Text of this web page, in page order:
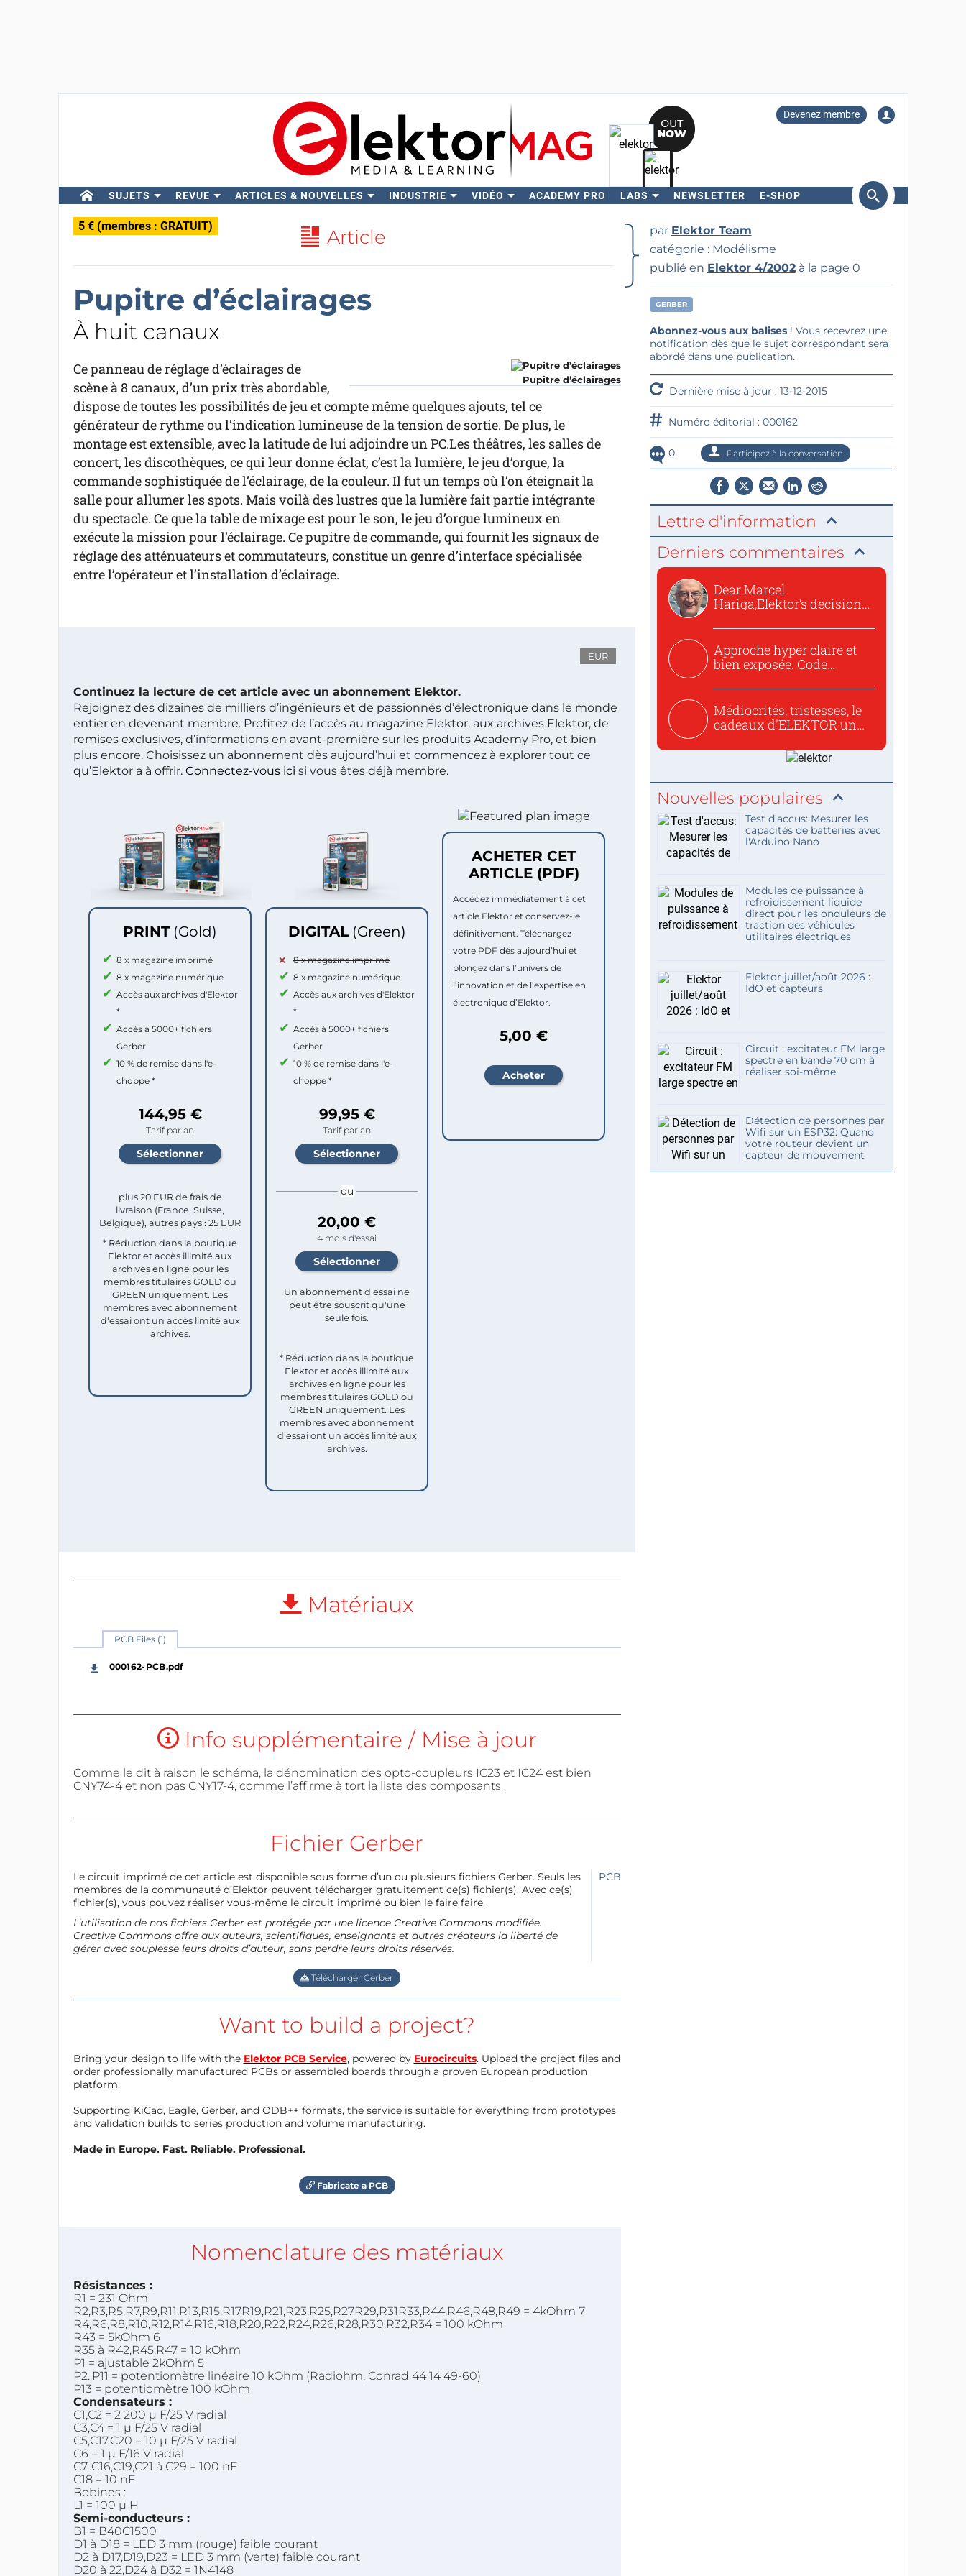
Devenez membre
SUJETS REVUE ARTICLES & NOUVELLES INDUSTRIE VIDÉO ACADEMY PRO LABS NEWSLETTER E-SHOP
Rechercher
5 € (membres : GRATUIT) Article
Pupitre d’éclairages
À huit canaux
Pupitre d’éclairages
Ce panneau de réglage d’éclairages de
scène à 8 canaux, d’un prix très abordable,
dispose de toutes les possibilités de jeu et compte même quelques ajouts, tel ce
générateur de rythme ou l’indication lumineuse de la tension de sortie. De plus, le
montage est extensible, avec la latitude de lui adjoindre un PC.Les théâtres, les salles de
concert, les discothèques, ce qui leur donne éclat, c’est la lumière, le jeu d’orgue, la
commande sophistiquée de l’éclairage, de la couleur. Il fut un temps où l’on éteignait la
salle pour allumer les spots. Mais voilà des lustres que la lumière fait partie intégrante
du spectacle. Ce que la table de mixage est pour le son, le jeu d’orgue lumineux en
exécute la mission pour l’éclairage. Ce pupitre de commande, qui fournit les signaux de
réglage des atténuateurs et commutateurs, constitue un genre d’interface spécialisée
entre l’opérateur et l’installation d’éclairage.
EUR
Continuez la lecture de cet article avec un abonnement Elektor.
Rejoignez des dizaines de milliers d’ingénieurs et de passionnés d’électronique dans le monde
entier en devenant membre. Profitez de l’accès au magazine Elektor, aux archives Elektor, de
remises exclusives, d’informations en avant-première sur les produits Academy Pro, et bien
plus encore. Choisissez un abonnement dès aujourd’hui et commencez à explorer tout ce
qu’Elektor a à offrir. Connectez-vous ici si vous êtes déjà membre.
PRINT (Gold)
8 x magazine imprimé
8 x magazine numérique
Accès aux archives d'Elektor
*
Accès à 5000+ fichiers
Gerber
10 % de remise dans l'e-
choppe *
144,95 €
Tarif par an
plus 20 EUR de frais de
livraison (France, Suisse,
Belgique), autres pays : 25 EUR
* Réduction dans la boutique
Elektor et accès illimité aux
archives en ligne pour les
membres titulaires GOLD ou
GREEN uniquement. Les
membres avec abonnement
d'essai ont un accès limité aux
archives.
DIGITAL (Green)
8 x magazine imprimé
8 x magazine numérique
Accès aux archives d'Elektor
*
Accès à 5000+ fichiers
Gerber
10 % de remise dans l'e-
choppe *
99,95 €
Tarif par an
ou
20,00 €
4 mois d'essai
Un abonnement d'essai ne
peut être souscrit qu'une
seule fois.​
* Réduction dans la boutique
Elektor et accès illimité aux
archives en ligne pour les
membres titulaires GOLD ou
GREEN uniquement. Les
membres avec abonnement
d'essai ont un accès limité aux
archives.
ACHETER CET
ARTICLE (PDF)
Accédez immédiatement à cet
article Elektor et conservez-le
définitivement. Téléchargez
votre PDF dès aujourd’hui et
plongez dans l’univers de
l’innovation et de l’expertise en
électronique d’Elektor.
5,00 €
Matériaux
PCB Files (1)
000162-PCB.pdf
Info supplémentaire / Mise à jour
Comme le dit à raison le schéma, la dénomination des opto-coupleurs IC23 et IC24 est bien
CNY74-4 et non pas CNY17-4, comme l’affirme à tort la liste des composants.
Fichier Gerber
Le circuit imprimé de cet article est disponible sous forme d’un ou plusieurs fichiers Gerber. Seuls les
membres de la communauté d’Elektor peuvent télécharger gratuitement ce(s) fichier(s). Avec ce(s)
fichier(s), vous pouvez réaliser vous-même le circuit imprimé ou bien le faire faire.
L’utilisation de nos fichiers Gerber est protégée par une licence Creative Commons modifiée.
Creative Commons offre aux auteurs, scientifiques, enseignants et autres créateurs la liberté de
gérer avec souplesse leurs droits d’auteur, sans perdre leurs droits réservés.
PCB
Télécharger Gerber
Want to build a project?
Bring your design to life with the Elektor PCB Service, powered by Eurocircuits. Upload the project files and
order professionally manufactured PCBs or assembled boards through a proven European production
platform.
Supporting KiCad, Eagle, Gerber, and ODB++ formats, the service is suitable for everything from prototypes
and validation builds to series production and volume manufacturing.
Made in Europe. Fast. Reliable. Professional.
Fabricate a PCB
Nomenclature des matériaux
Résistances :
R1 = 231 Ohm
R2,R3,R5,R7,R9,R11,R13,R15,R17R19,R21,R23,R25,R27R29,R31R33,R44,R46,R48,R49 = 4kOhm 7
R4,R6,R8,R10,R12,R14,R16,R18,R20,R22,R24,R26,R28,R30,R32,R34 = 100 kOhm
R43 = 5kOhm 6
R35 à R42,R45,R47 = 10 kOhm
P1 = ajustable 2kOhm 5
P2..P11 = potentiomètre linéaire 10 kOhm (Radiohm, Conrad 44 14 49-60)
P13 = potentiomètre 100 kOhm
Condensateurs :
C1,C2 = 2 200 µ F/25 V radial
C3,C4 = 1 µ F/25 V radial
C5,C17,C20 = 10 µ F/25 V radial
C6 = 1 µ F/16 V radial
C7..C16,C19,C21 à C29 = 100 nF
C18 = 10 nF
Bobines :
L1 = 100 µ H
Semi-conducteurs :
B1 = B40C1500
D1 à D18 = LED 3 mm (rouge) faible courant
D2 à D17,D19,D23 = LED 3 mm (verte) faible courant
D20 à 22,D24 à D32 = 1N4148
par Elektor Team
catégorie : Modélisme
publié en Elektor 4/2002à la page 0
GERBER
Abonnez-vous aux balises! Vous recevrez une
notification dès que le sujet correspondant sera
abordé dans une publication.
Dernière mise à jour : 13-12-2015
Numéro éditorial : 000162
0 Participez à la conversation
Lettre d'information
Derniers commentaires
Dear Marcel
Hariga,Elektor’s decision
Approche hyper claire et
bien exposée. Code
Médiocrités, tristesses, le
cadeaux d'ELEKTOR un
Nouvelles populaires
Test d'accus: Mesurer les
capacités de batteries avec
l'Arduino Nano
Modules de puissance à
refroidissement liquide
direct pour les onduleurs de
traction des véhicules
utilitaires électriques
Elektor juillet/août 2026 :
IdO et capteurs
Circuit : excitateur FM large
spectre en bande 70 cm à
réaliser soi-même
Détection de personnes par
Wifi sur un ESP32: Quand
votre routeur devient un
capteur de mouvement